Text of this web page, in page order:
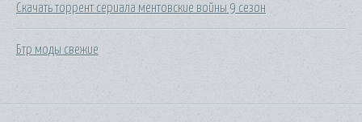
Скачать торрент сериала ментовские войны 9 сезон
Бтр моды свежие